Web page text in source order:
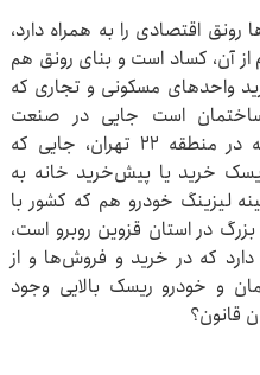
اقتصادی را به همراه دارد،
از آن، کساد است و بنای رونق هم
واحدهای مسکونی و تجاری که
است جایی در صنعت
ساخت‌وساز ندارد؛ از این‌رو است که در منطقه ۲۲ تهران، جایی که
خرید یا پیش‌خرید خانه به
لیزینگ خودرو هم که کشور با
در استان قزوین روبرو است،
دارد که در خرید و فروش‌ها و از
و خودرو ریسک بالایی وجود
قانون؟